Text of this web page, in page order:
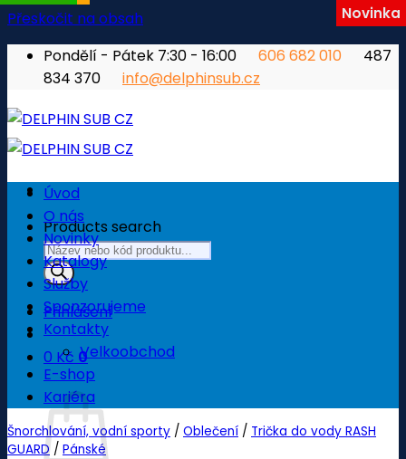
Přeskočit na obsah
Pondělí - Pátek 7:30 - 16:00
606 682 010
487
834 370
info@delphinsub.cz
Products search
Přihlášení
0 Kč 0
Košík
Úvod
O nás
Novinky
Katalogy
Služby
Sponzorujeme
Kontakty
Velkoobchod
E-shop
Kariéra
Šnorchlování, vodní sporty / Oblečení / Trička do vody RASH
GUARD / Pánské
Novinka